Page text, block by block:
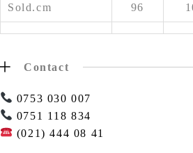
Sold.cm 96
Contact
0753 030 007
0751 118 834
(021) 444 08 41